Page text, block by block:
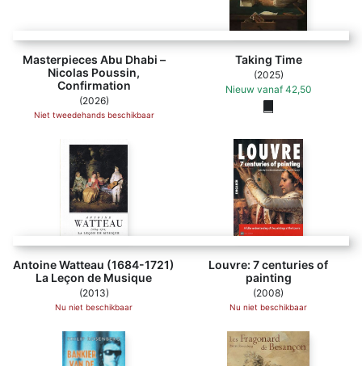
Masterpieces Abu Dhabi –
Nicolas Poussin,
Confirmation
(2026)
Niet tweedehands beschikbaar
Taking Time
(2025)
Nieuw vanaf 42,50
Antoine Watteau (1684-1721)
La Leçon de Musique
(2013)
Nu niet beschikbaar
Louvre: 7 centuries of
painting
(2008)
Nu niet beschikbaar